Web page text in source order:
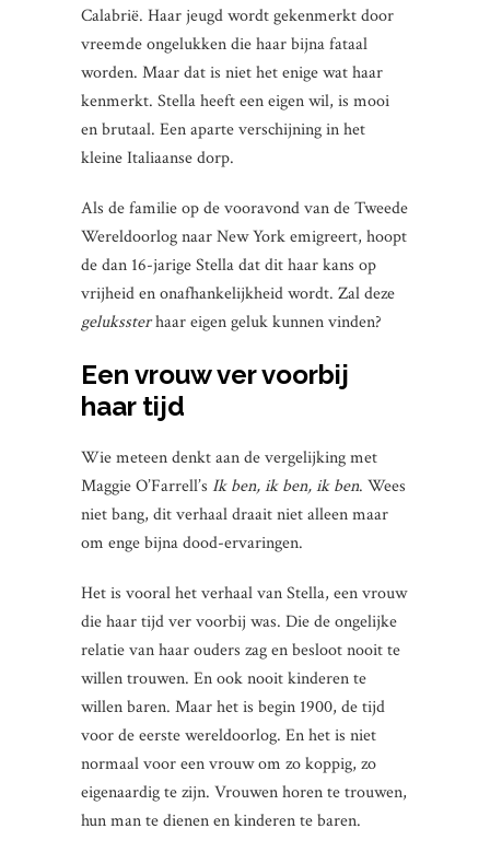
Calabrië. Haar jeugd wordt gekenmerkt door
vreemde ongelukken die haar bijna fataal
worden. Maar dat is niet het enige wat haar
kenmerkt. Stella heeft een eigen wil, is mooi
en brutaal. Een aparte verschijning in het
kleine Italiaanse dorp.
Als de familie op de vooravond van de Tweede
Wereldoorlog naar New York emigreert, hoopt
de dan 16-jarige Stella dat dit haar kans op
vrijheid en onafhankelijkheid wordt. Zal deze
gelukssterhaar eigen geluk kunnen vinden?
Een vrouw ver voorbij
haar tijd
Wie meteen denkt aan de vergelijking met
Maggie O’Farrell’s Ik ben, ik ben, ik ben. Wees
niet bang, dit verhaal draait niet alleen maar
om enge bijna dood-ervaringen.
Het is vooral het verhaal van Stella, een vrouw
die haar tijd ver voorbij was. Die de ongelijke
relatie van haar ouders zag en besloot nooit te
willen trouwen. En ook nooit kinderen te
willen baren. Maar het is begin 1900, de tijd
voor de eerste wereldoorlog. En het is niet
normaal voor een vrouw om zo koppig, zo
eigenaardig te zijn. Vrouwen horen te trouwen,
hun man te dienen en kinderen te baren.